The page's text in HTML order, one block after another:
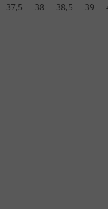
37,5
38 38,5 39